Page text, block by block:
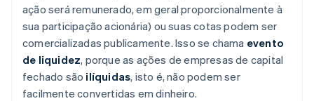
ação será remunerado, em geral proporcionalmente à
sua participação acionária) ou suas cotas podem ser
comercializadas publicamente. Isso se chama evento
de liquidez, porque as ações de empresas de capital
fechado são ilíquidas, isto é, não podem ser
facilmente convertidas em dinheiro.